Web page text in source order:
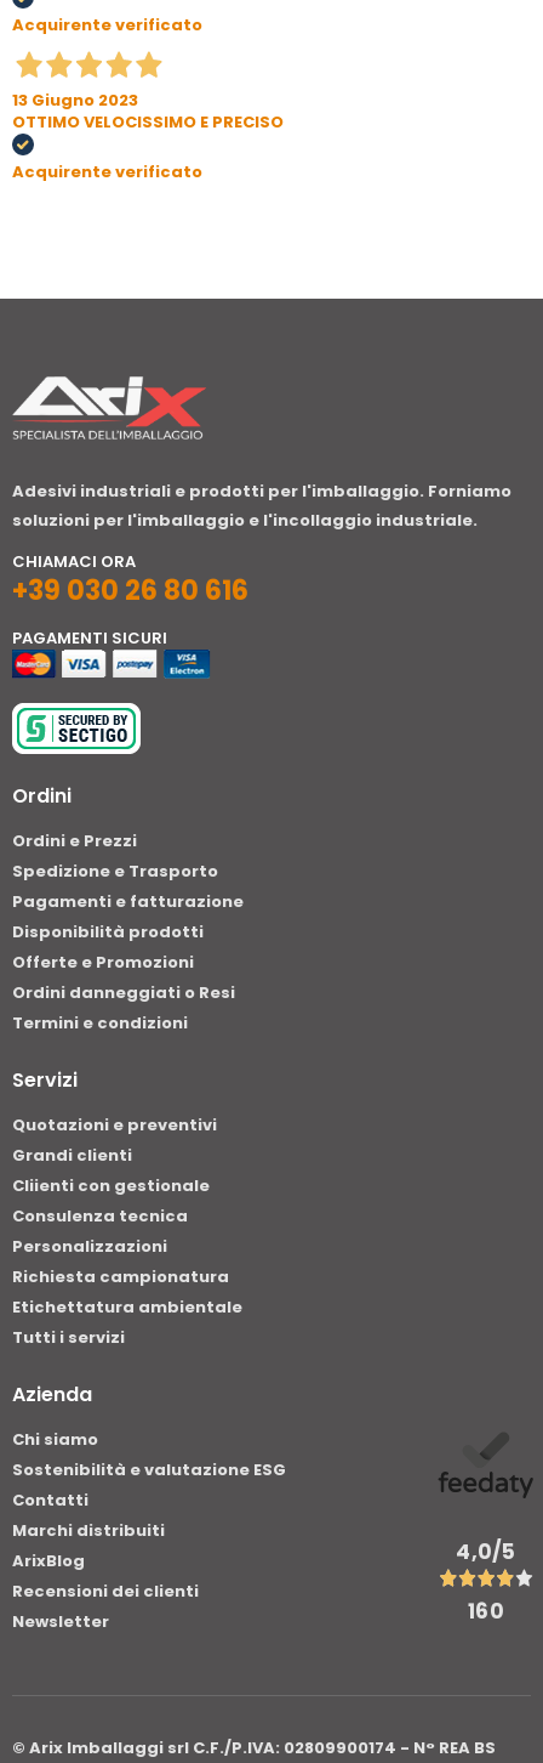
Acquirente verificato
13 Giugno 2023
OTTIMO VELOCISSIMO E PRECISO
Acquirente verificato
Adesivi industriali e prodotti per l'imballaggio. Forniamo
soluzioni per l'imballaggio e l'incollaggio industriale.
CHIAMACI ORA
+39 030 26 80 616
PAGAMENTI SICURI
Ordini
Ordini e Prezzi
Spedizione e Trasporto
Pagamenti e fatturazione
Disponibilità prodotti
Offerte e Promozioni
Ordini danneggiati o Resi
Termini e condizioni
Servizi
Quotazioni e preventivi
Grandi clienti
Cliienti con gestionale
Consulenza tecnica
Personalizzazioni
Richiesta campionatura
Etichettatura ambientale
Tutti i servizi
Azienda
Chi siamo
Sostenibilità e valutazione ESG
Contatti
Marchi distribuiti
ArixBlog
Recensioni dei clienti
Newsletter
4,0/5
160
© Arix Imballaggi srl C.F./P.IVA: 02809900174 - N° REA BS